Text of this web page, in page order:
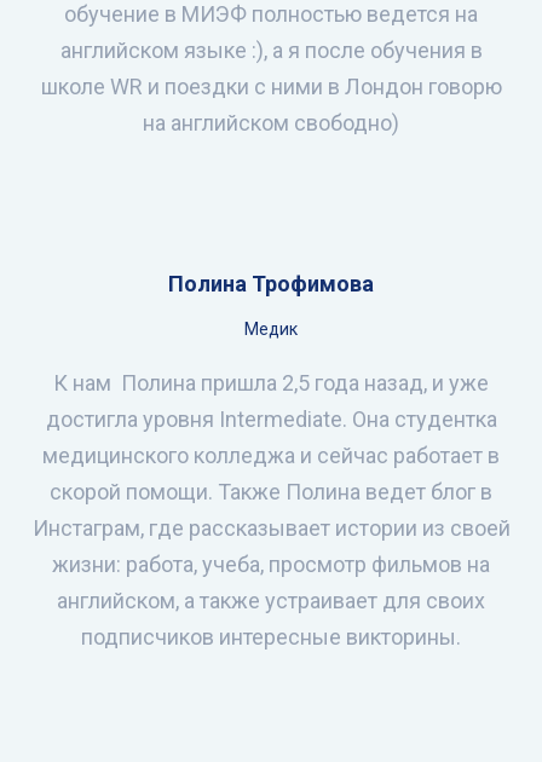
обучение в МИЭФ полностью ведется на
английском языке :), а я после обучения в
школе WR и поездки с ними в Лондон говорю
на английском свободно)
Полина Трофимова
Медик
К нам Полина пришла 2,5 года назад, и уже
достигла уровня Intermediate. Она студентка
медицинского колледжа и сейчас работает в
скорой помощи. Также Полина ведет блог в
Инстаграм, где рассказывает истории из своей
жизни: работа, учеба, просмотр фильмов на
английском, а также устраивает для своих
подписчиков интересные викторины.